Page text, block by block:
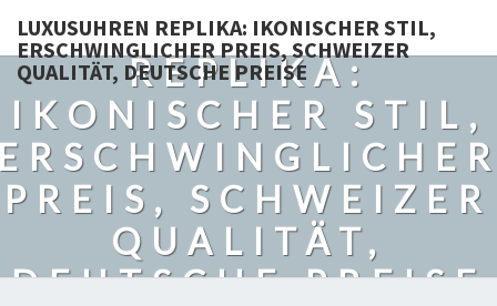
LUXUSUHREN REPLIKA: IKONISCHER STIL,
ERSCHWINGLICHER PREIS, SCHWEIZER
QUALITÄT, DEUTSCHE PREISE
LUXUSUHREN
REPLIKA:
IKONISCHER STIL,
PREIS, SCHWEIZER
QUALITÄT,
DEUTSCHE PREISE